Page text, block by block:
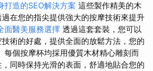
打造的SEO解決方案 這些製作精美的木
在您的指尖提供強大的按摩技術來提升
面醫美服務選擇 透過這套套裝，您可以
術的好處，提供全面的放鬆方法，您的
每個按摩杯均採用優質木材精心雕刻而
同時保持光滑的表面，舒適地貼合您的